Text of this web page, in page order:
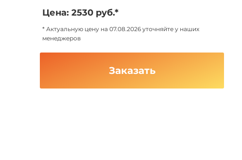
Цена: 2530 руб.*
* Актуальную цену на 07.08.2026 уточняйте у наших
менеджеров
Заказать